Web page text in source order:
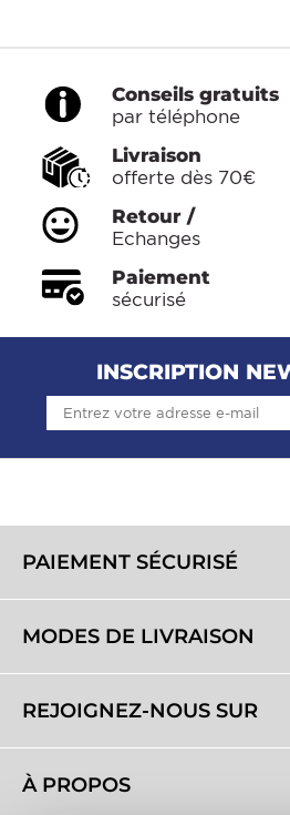
Conseils gratuits
par téléphone
Livraison
offerte dès 70€
Retour /
Echanges
Paiement
sécurisé
INSCRIPTION
PAIEMENT SÉCURISÉ
MODES DE LIVRAISON
REJOIGNEZ-NOUS SUR
À PROPOS